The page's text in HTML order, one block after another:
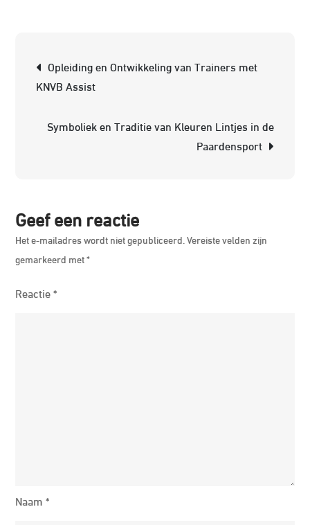
Opleiding en Ontwikkeling van Trainers met
KNVB Assist
Symboliek en Traditie van Kleuren Lintjes in de
Paardensport
Geef een reactie
Het e-mailadres wordt niet gepubliceerd. Vereiste velden zijn
gemarkeerd met*
Reactie*
Naam*